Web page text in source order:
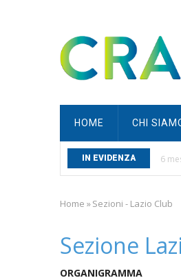
Main
navigation
HOME CHI
IN EVIDENZA
SEBASTIANO... 6
Briciole
pane
Home »Sezioni - Lazio Club
Sezione
ORGANIGRAMMA